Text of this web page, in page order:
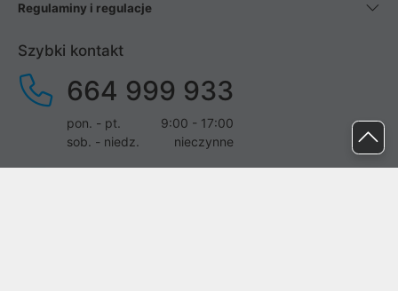
Regulaminy i regulacje
Szybki kontakt
664 999 933
pon. - pt.
9:00 - 17:00
sob. - niedz.
nieczynne